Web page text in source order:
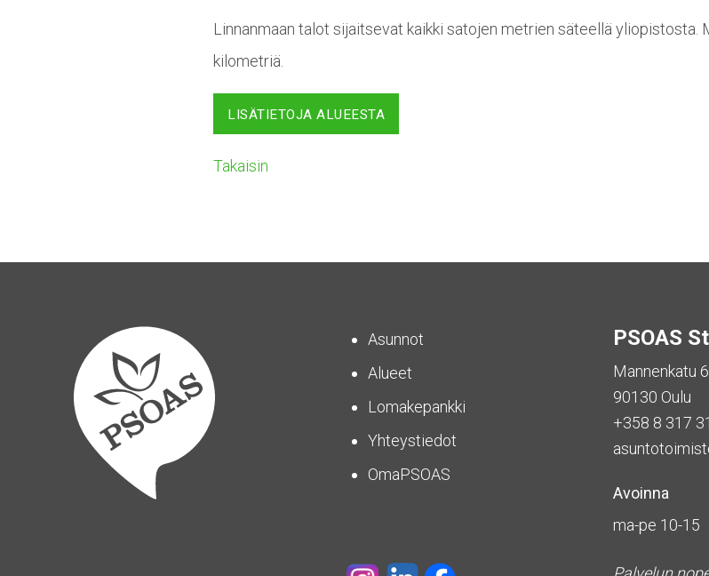
Linnanmaan talot sijaitsevat kaikki satojen metrien säteellä yliopistosta.
kilometriä.
LISÄTIETOJA ALUEESTA
Takaisin
Asunnot
Alueet
Lomakepankki
Yhteystiedot
OmaPSOAS
PSOAS
Mannenkatu
90130 Oulu
+358 8 317
Avoinna
ma-pe 10-15